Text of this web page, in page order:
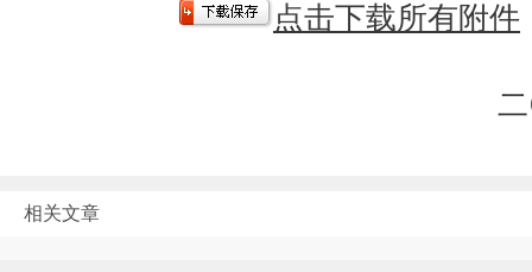
点击下载所有附件
相关文章